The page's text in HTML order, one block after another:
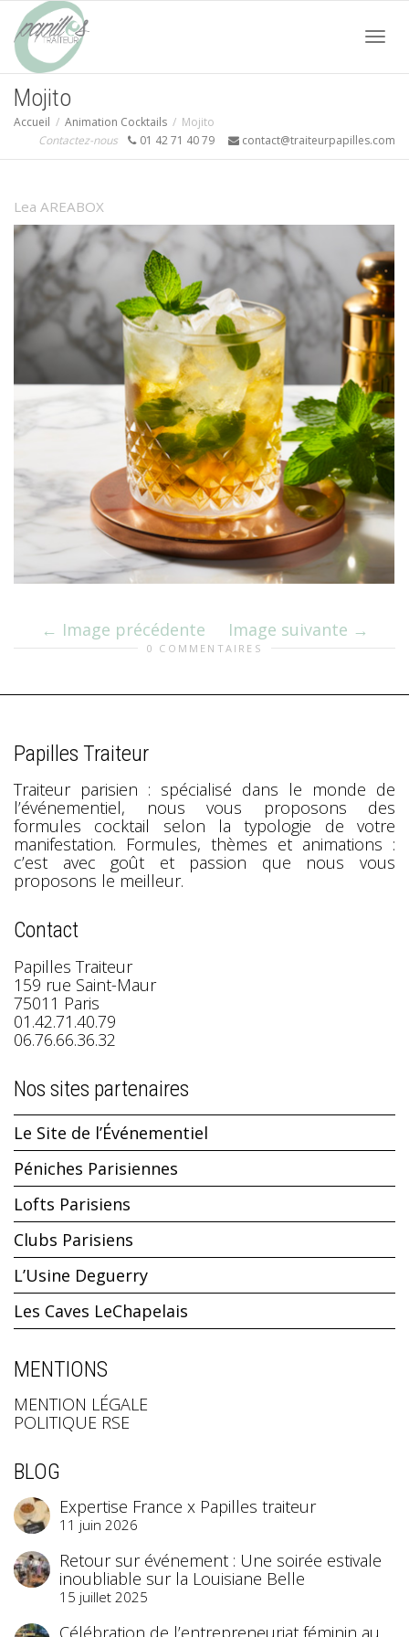
Mojito
Accueil Animation Cocktails
Mojito
Contactez-nous
01 42 71 40 79 contact@traiteurpapilles.com
Lea AREABOX
Image précédente Image suivante
0 COMMENTAIRES
Papilles Traiteur
Traiteur parisien : spécialisé dans le monde de
l’événementiel, nous vous proposons des
formules cocktail selon la typologie de votre
manifestation. Formules, thèmes et animations :
c’est avec goût et passion que nous vous
proposons le meilleur.
Contact
Papilles Traiteur
159 rue Saint-Maur
75011 Paris
01.42.71.40.79
06.76.66.36.32
Nos sites partenaires
Le Site de l’Événementiel
Péniches Parisiennes
Lofts Parisiens
Clubs Parisiens
L’Usine Deguerry
Les Caves LeChapelais
MENTIONS
MENTION LÉGALE
POLITIQUE RSE
BLOG
Expertise France x Papilles traiteur
11 juin 2026
Retour sur événement : Une soirée estivale
inoubliable sur la Louisiane Belle
15 juillet 2025
Célébration de l’entrepreneuriat féminin au